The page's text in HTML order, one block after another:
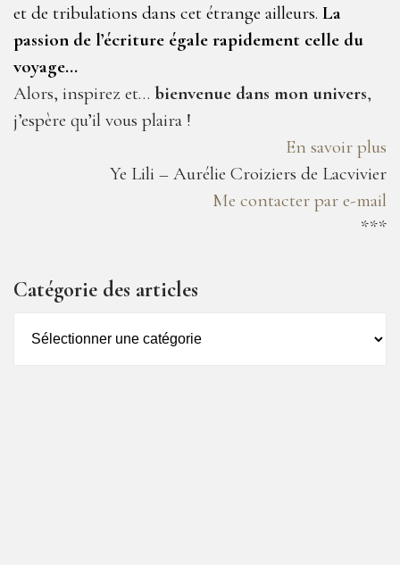
et de tribulations dans cet étrange ailleurs. La
passion de l’écriture égale rapidement celle du
voyage…
Alors, inspirez et… bienvenue dans mon univers,
j’espère qu’il vous plaira !
En savoir plus
Ye Lili – Aurélie Croiziers de Lacvivier
Me contacter par e-mail
***
Catégorie des articles
des